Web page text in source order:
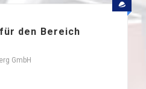
den Bereich
GmbH